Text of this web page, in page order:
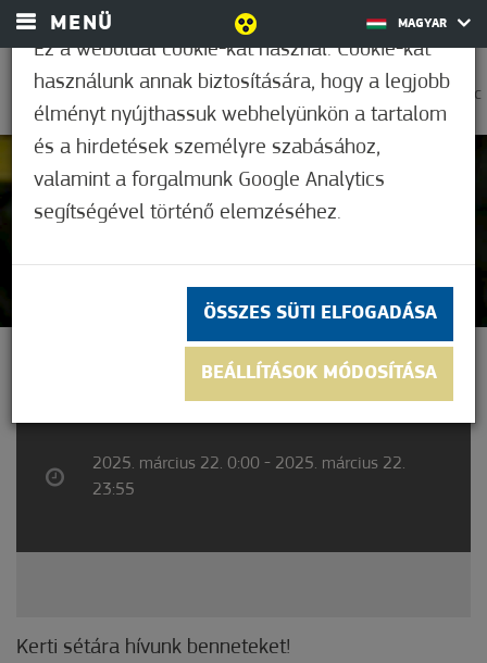
MENÜ MAGYAR
0
32,8°C
Nem értékelt
DÍSZKERT LÁTOGATÁS
2025. március 22. 0:00 - 2025. március 22.
23:55
Kerti sétára hívunk benneteket!
Ez a weboldal cookie-kat használ. Cookie-kat
használunk annak biztosítására, hogy a legjobb
élményt nyújthassuk webhelyünkön a tartalom
és a hirdetések személyre szabásához,
valamint a forgalmunk Google Analytics
segítségével történő elemzéséhez.
ÖSSZES SÜTI ELFOGADÁSA
BEÁLLÍTÁSOK MÓDOSÍTÁSA